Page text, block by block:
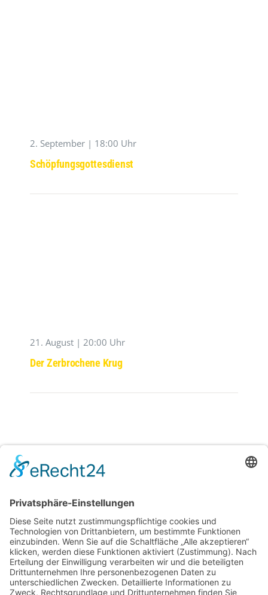
2. September | 18:00 Uhr
Schöpfungsgottesdienst
21. August | 20:00 Uhr
Der Zerbrochene Krug
29. August | 20:00 Uhr
Westpfälzer Blächbläserconsort ,,Blech Pur‘‘